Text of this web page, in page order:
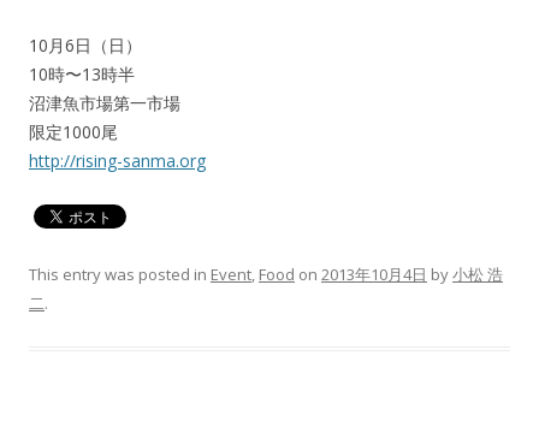
10月6日（日）
10時〜13時半
沼津魚市場第一市場
限定1000尾
http://rising-sanma.org
This entry was posted in Event, Food on 2013年10月4日 by小松 浩
二.